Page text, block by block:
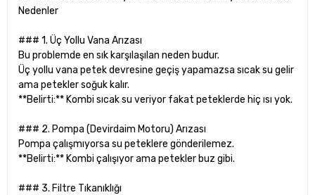
Nedenler
### 1. Üç Yollu Vana Arızası
Bu problemde en sık karşılaşılan neden budur.
Üç yollu vana petek devresine geçiş yapamazsa sıcak su gelir
ama petekler soğuk kalır.
**Belirti:** Kombi sıcak su veriyor fakat peteklerde hiç ısı yok.
### 2. Pompa (Devirdaim Motoru) Arızası
Pompa çalışmıyorsa su peteklere gönderilemez.
**Belirti:** Kombi çalışıyor ama petekler buz gibi.
### 3. Filtre Tıkanıklığı